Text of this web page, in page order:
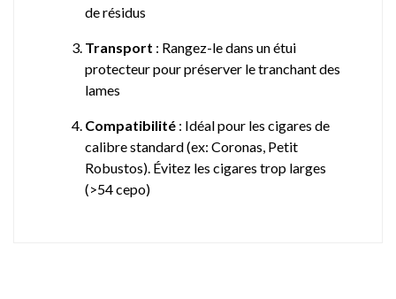
de résidus
Transport : Rangez-le dans un étui
protecteurpour préserver le tranchant des
lames
Compatibilité : Idéal pour les cigares de
calibre standard (ex: Coronas, Petit
Robustos). Évitez les cigares trop larges
(>54 cepo)